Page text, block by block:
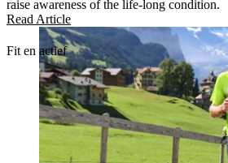
raise awareness of the life-long condition.
Read Article
Fit en actief